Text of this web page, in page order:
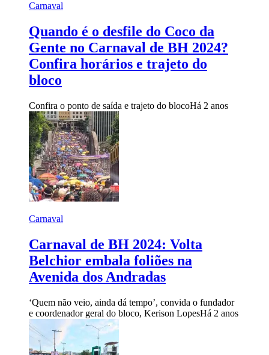
Carnaval
Quando é o desfile do Coco da
Gente no Carnaval de BH 2024?
Confira horários e trajeto do
bloco
Confira o ponto de saída e trajeto do blocoHá 2 anos
Carnaval
Carnaval de BH 2024: Volta
Belchior embala foliões na
Avenida dos Andradas
‘Quem não veio, ainda dá tempo’, convida o fundador
e coordenador geral do bloco, Kerison LopesHá 2 anos